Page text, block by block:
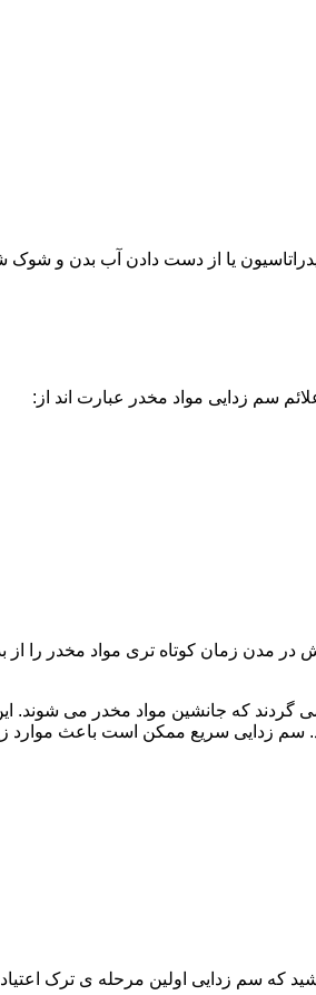
یا از دست دادن آب بدن و شوک
سم زدایی مواد مخدر عبارت اند از:
زمان کوتاه تری مواد مخدر را از
گردند که جانشین مواد مخدر می شوند.
سم زدایی سریع ممکن است باعث موارد
به در نمی برند. همچنین به یاد داشته باشید که سم زدایی اولین